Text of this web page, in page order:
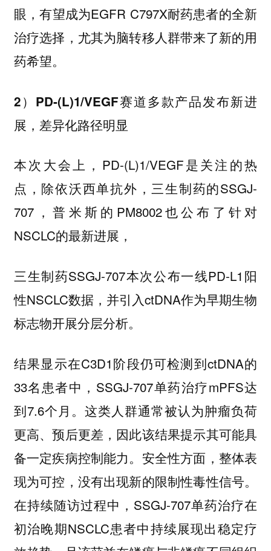
眼，有望成为EGFR C797X耐药患者的全新
治疗选择，尤其为脑转移人群带来了新的用
药希望。
2）PD-(L)1/VEGF赛道多款产品发布新进
展，差异化路径明显
本次大会上，PD-(L)1/VEGF是关注的热
点，除依沃西单抗外，三生制药的SSGJ-
707，普米斯的PM8002也公布了针对
NSCLC的最新进展，
三生制药SSGJ-707本次公布一线PD-L1阳
性NSCLC数据，并引入ctDNA作为早期生物
标志物开展分层分析。
结果显示在C3D1阶段仍可检测到ctDNA的
33名患者中，SSGJ-707单药治疗mPFS达
到7.6个月。这类人群通常被认为肿瘤负荷
更高、预后更差，因此该结果提示其可能具
备一定疾病控制能力。安全性方面，整体表
现为可控，没有出现新的限制性毒性信号。
在持续随访过程中，SSGJ-707单药治疗在
初治晚期NSCLC患者中持续展现出稳定疗